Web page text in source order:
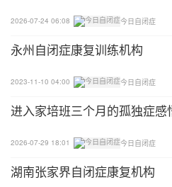
2、教导他们运用一些令人
到他的家，他便会问：「你
父母十分尴尬。他们可以教
「请问你愿意逗留多久？」
较为沉闷的工作；
2026-07-24 06:08 今日自闭症
永州自闭症康复训练机构
2023-11-10 04:00 今日自闭症
进入家培班三个月的孤独症感
2026-07-29 18:01 今日自闭症
湖南张家界自闭症康复机构